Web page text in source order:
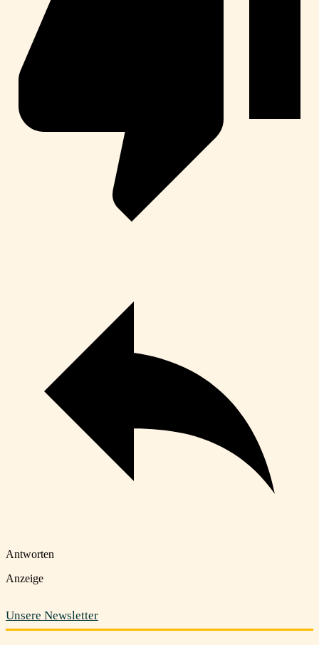
Antworten
Anzeige
Unsere Newsletter